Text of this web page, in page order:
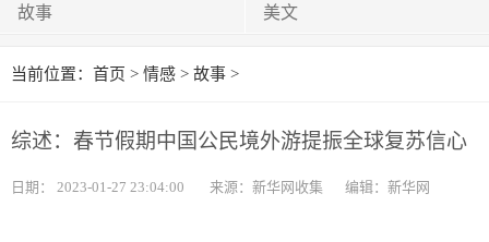
故事 美文
当前位置： 首页 > 情感 > 故事 >
综述：春节假期中国公民境外游提振全球复苏信心
日期： 2023-01-27 23:04:00 来源：新华网收集 编辑：新华网